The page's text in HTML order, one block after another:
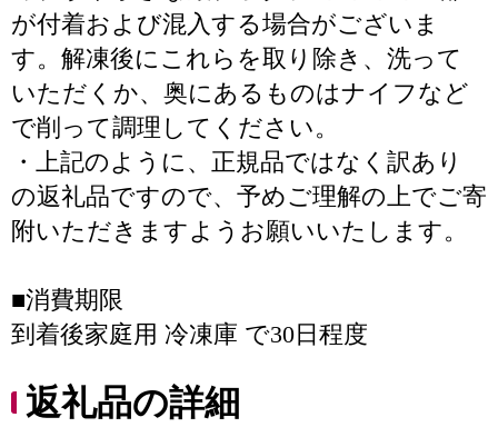
が付着および混入する場合がございま
す。解凍後にこれらを取り除き、洗って
いただくか、奥にあるものはナイフなど
で削って調理してください。
・上記のように、正規品ではなく訳あり
の返礼品ですので、予めご理解の上でご寄
附いただきますようお願いいたします。
■消費期限
到着後家庭用 冷凍庫 で30日程度
返礼品の詳細